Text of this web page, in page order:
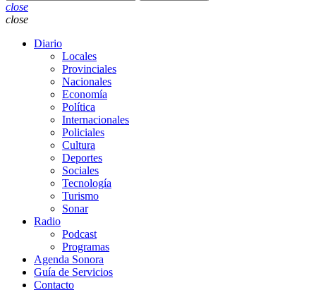
close
close
Diario
Locales
Provinciales
Nacionales
Economía
Política
Internacionales
Policiales
Cultura
Deportes
Sociales
Tecnología
Turismo
Sonar
Radio
Podcast
Programas
Agenda Sonora
Guía de Servicios
Contacto